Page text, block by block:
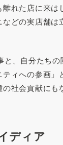
れた店に来は
どの実店舗は
、自分たちの
ティへの参画
社会貢献にも
ディア